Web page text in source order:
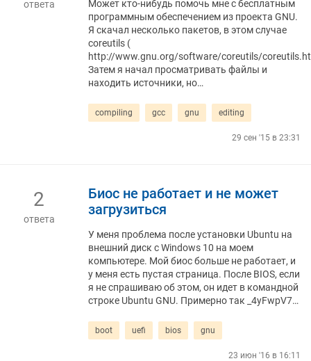
ответа
Может кто-нибудь помочь мне с бесплатным
программным обеспечением из проекта GNU.
Я скачал несколько пакетов, в этом случае
coreutils (
http://www.gnu.org/software/coreutils/
Затем я начал просматривать файлы и
находить источники, но…
compiling gcc gnu editing
29 сен '15 в 23:31
2
ответа
Биос не работает и не может
загрузиться
У меня проблема после установки Ubuntu на
внешний диск с Windows 10 на моем
компьютере. Мой биос больше не работает, и
у меня есть пустая страница. После BIOS, если
я не спрашиваю об этом, он идет в командной
строке Ubuntu GNU. Примерно так _4yFwpV7…
boot uefi bios gnu
23 июн '16 в 16:11